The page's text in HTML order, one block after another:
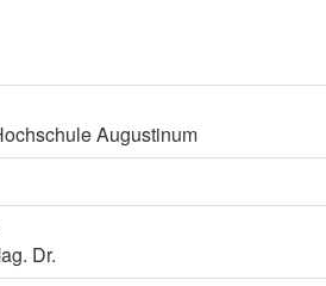
Augustinum
Dr.